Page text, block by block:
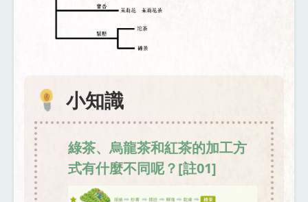
小知識
綠茶、烏龍茶和紅茶的加工方
式有什麼不同呢？[註01]